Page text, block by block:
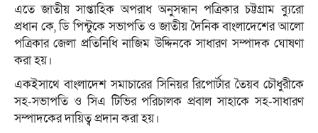
এতে জাতীয় সাপ্তাহিক অপরাধ অনুসন্ধান পত্রিকার চট্টগ্রাম ব্যুরো
প্রধান কে, ডি পিন্টুকে সভাপতি ও জাতীয় দৈনিক বাংলাদেশের আলো
পত্রিকার জেলা প্রতিনিধি নাজিম উদ্দিনকে সাধারণ সম্পাদক ঘোষণা
করা হয়।
একইসাথে বাংলাদেশ সমাচারের সিনিয়র রিপোর্টার তৈয়ব চৌধুরীকে
সহ-সভাপতি ও সিএ টিভির পরিচালক প্রবাল সাহাকে সহ-সাধারণ
সম্পাদকের দায়িত্ব প্রদান করা হয়।